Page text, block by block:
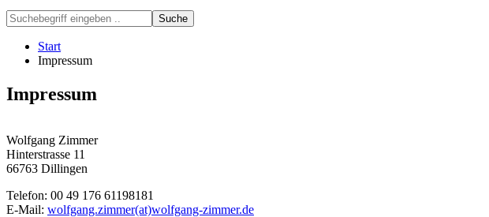
Suche
Start
Impressum
Impressum
Wolfgang Zimmer
Hinterstrasse 11
66763 Dillingen
Telefon: 00 49 176 61198181
E-Mail: wolfgang.zimmer(at)wolfgang-zimmer.de